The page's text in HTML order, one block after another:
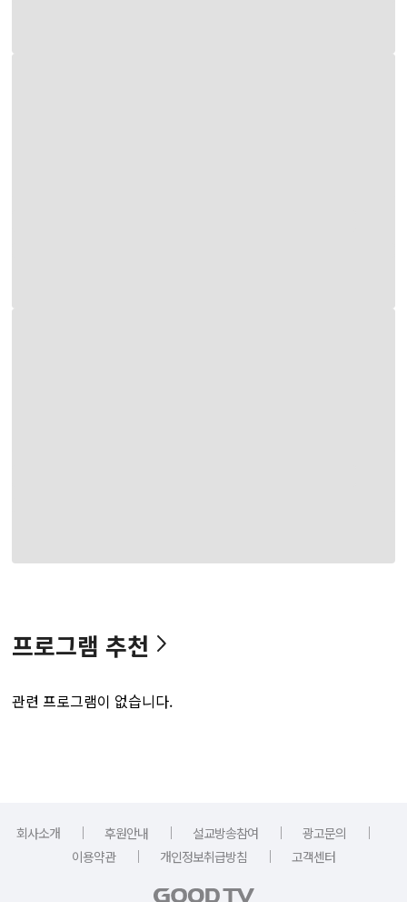
프로그램 추천
관련 프로그램이 없습니다.
회사소개 ｜ 후원안내 ｜ 설교방송참여 ｜ 광고문의
｜
이용약관
｜ 개인정보취급방침 ｜ 고객센터